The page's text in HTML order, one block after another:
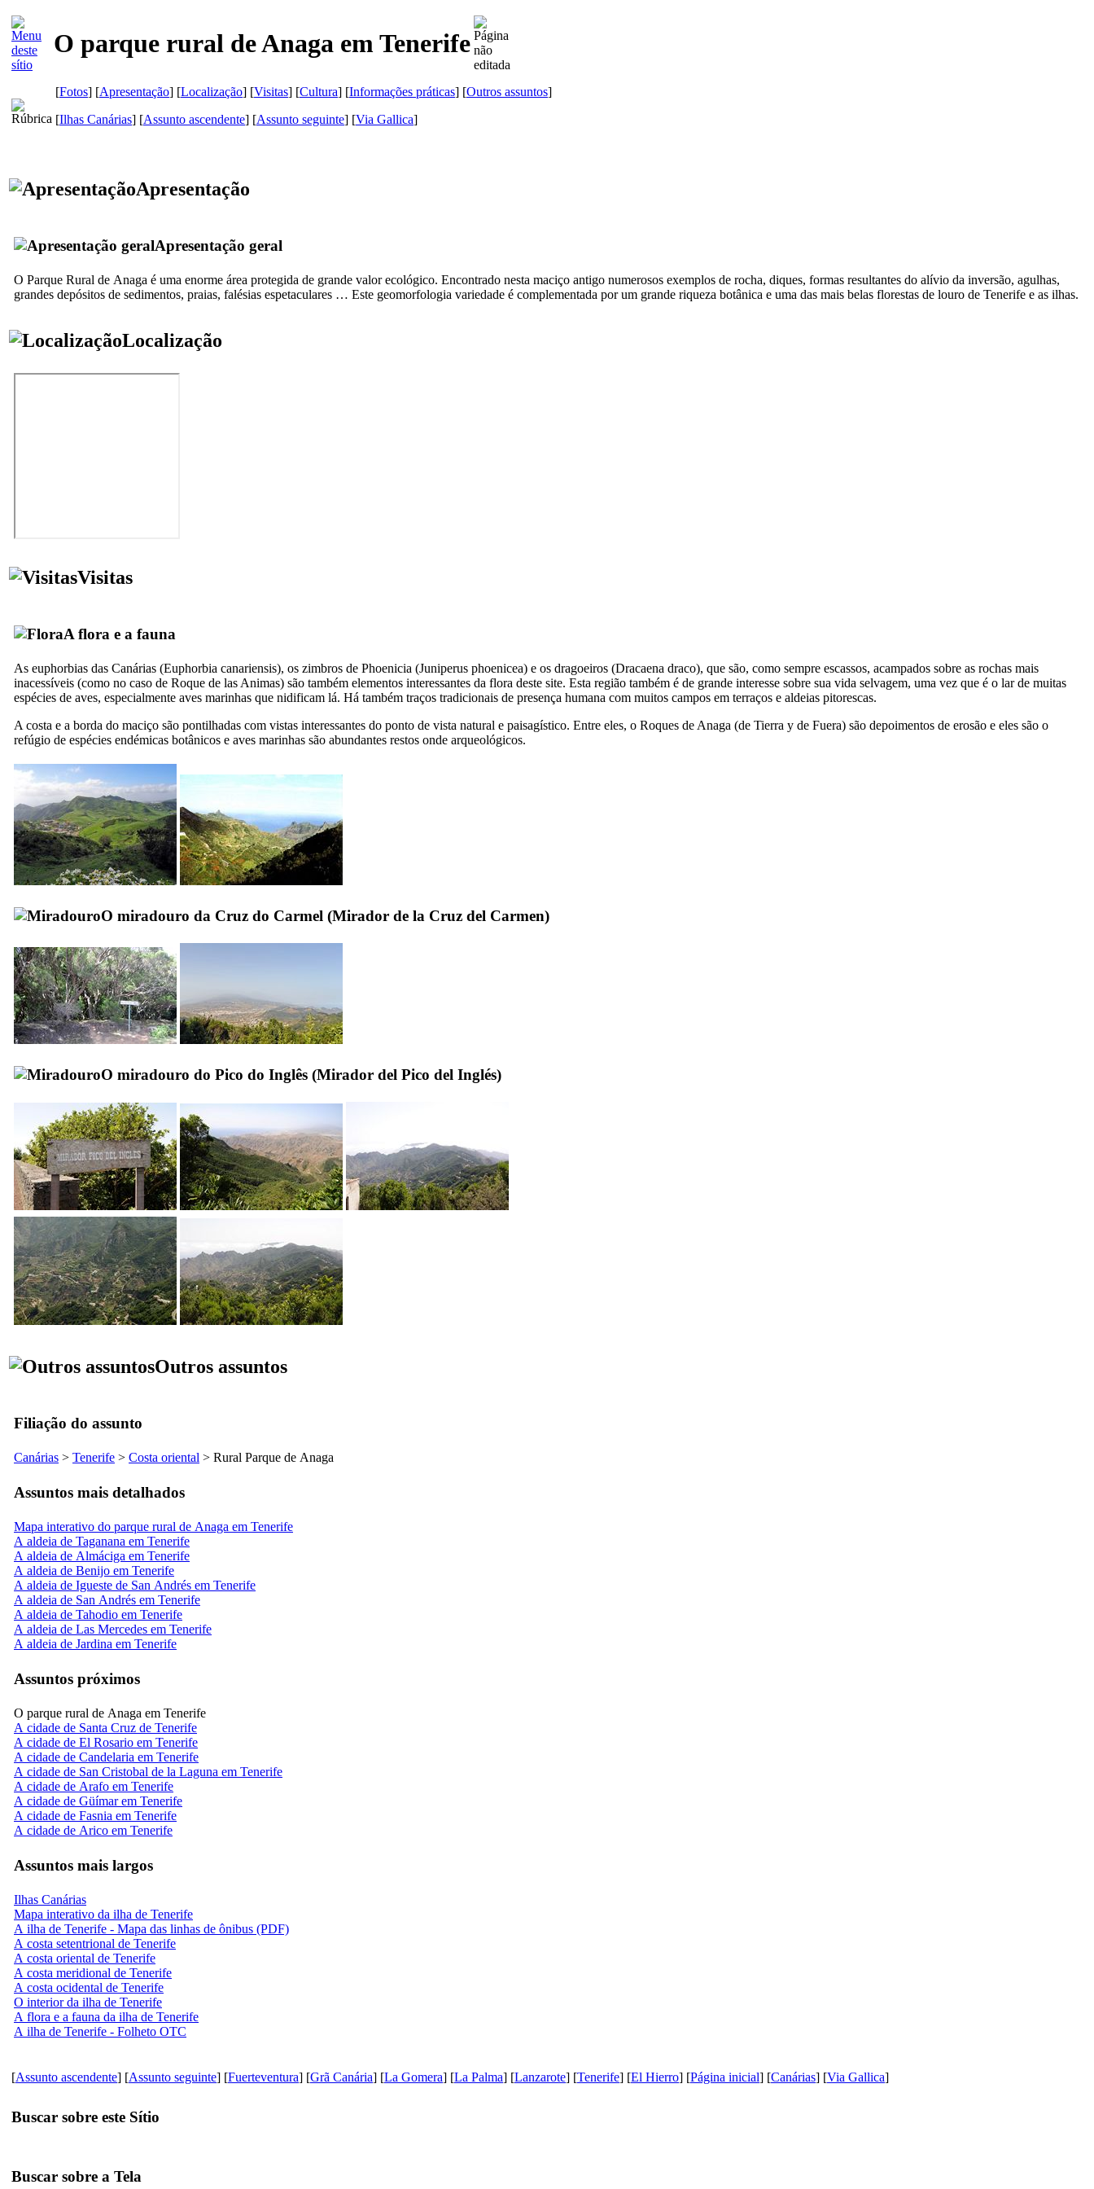
O parque rural de Anaga em Tenerife
[Fotos] [Apresentação] [Localização] [Visitas] [Cultura] [Informações práticas] [Outros assuntos]
[Ilhas Canárias] [Assunto ascendente] [Assunto seguinte] [Via Gallica]
Apresentação
Apresentação geral
O Parque Rural de Anaga é uma enorme área protegida de grande valor ecológico. Encontrado nesta maciço antigo numerosos exemplos de rocha, diques, formas resultantes do alívio da inversão, agulhas,
grandes depósitos de sedimentos, praias, falésias espetaculares … Este geomorfologia variedade é complementada por um grande riqueza botânica e uma das mais belas florestas de louro de Tenerife e as ilhas.
Localização
Visitas
A flora e a fauna
As euphorbias das Canárias (Euphorbia canariensis), os zimbros de Phoenicia (Juniperus phoenicea) e os dragoeiros (Dracaena draco), que são, como sempre escassos, acampados sobre as rochas mais
inacessíveis (como no caso de Roque de las Animas) são também elementos interessantes da flora deste site. Esta região também é de grande interesse sobre sua vida selvagem, uma vez que é o lar de muitas
espécies de aves, especialmente aves marinhas que nidificam lá. Há também traços tradicionais de presença humana com muitos campos em terraços e aldeias pitorescas.
A costa e a borda do maciço são pontilhadas com vistas interessantes do ponto de vista natural e paisagístico. Entre eles, o Roques de Anaga (de Tierra y de Fuera) são depoimentos de erosão e eles são o
refúgio de espécies endémicas botânicos e aves marinhas são abundantes restos onde arqueológicos.
O miradouro da Cruz do Carmel (Mirador de la Cruz del Carmen)
O miradouro do Pico do Inglês (Mirador del Pico del Inglés)
Outros assuntos
Filiação do assunto
Canárias > Tenerife > Costa oriental > Rural Parque de Anaga
Assuntos mais detalhados
Mapa interativo do parque rural de Anaga em Tenerife
A aldeia de Taganana em Tenerife
A aldeia de Almáciga em Tenerife
A aldeia de Benijo em Tenerife
A aldeia de Igueste de San Andrés em Tenerife
A aldeia de San Andrés em Tenerife
A aldeia de Tahodio em Tenerife
A aldeia de Las Mercedes em Tenerife
A aldeia de Jardina em Tenerife
Assuntos próximos
O parque rural de Anaga em Tenerife
A cidade de Santa Cruz de Tenerife
A cidade de El Rosario em Tenerife
A cidade de Candelaria em Tenerife
A cidade de San Cristobal de la Laguna em Tenerife
A cidade de Arafo em Tenerife
A cidade de Güímar em Tenerife
A cidade de Fasnia em Tenerife
A cidade de Arico em Tenerife
Assuntos mais largos
Ilhas Canárias
Mapa interativo da ilha de Tenerife
A ilha de Tenerife - Mapa das linhas de ônibus (PDF)
A costa setentrional de Tenerife
A costa oriental de Tenerife
A costa meridional de Tenerife
A costa ocidental de Tenerife
O interior da ilha de Tenerife
A flora e a fauna da ilha de Tenerife
A ilha de Tenerife - Folheto OTC
[Assunto ascendente] [Assunto seguinte] [Fuerteventura] [Grã Canária] [La Gomera] [La Palma] [Lanzarote] [Tenerife] [El Hierro] [Página inicial] [Canárias] [Via Gallica]
Buscar sobre este Sítio
Buscar sobre a Tela